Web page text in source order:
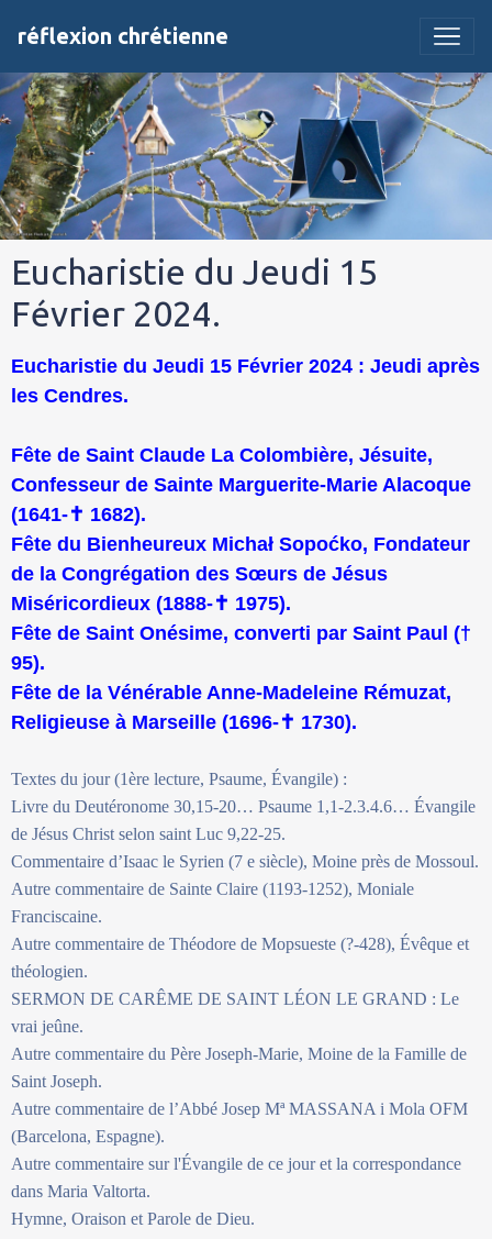
réflexion chrétienne
Eucharistie du Jeudi 15
Février 2024.
Eucharistie du Jeudi 15 Février 2024 : Jeudi après
les Cendres.
Fête de Saint Claude La Colombière, Jésuite,
Confesseur de Sainte Marguerite-Marie Alacoque
(1641-✝ 1682).
Fête du Bienheureux Michał Sopoćko, Fondateur
de la Congrégation des Sœurs de Jésus
Miséricordieux (1888-✝ 1975).
Fête de Saint Onésime, converti par Saint Paul (†
95).
Fête de la Vénérable Anne-Madeleine Rémuzat,
Religieuse à Marseille (1696-✝ 1730).
Textes du jour (1ère lecture, Psaume, Évangile) :
Livre du Deutéronome 30,15-20… Psaume 1,1-2.3.4.6… Évangile
de Jésus Christ selon saint Luc 9,22-25.
Commentaire d’Isaac le Syrien (7 e siècle), Moine près de Mossoul.
Autre commentaire de Sainte Claire (1193-1252), Moniale
Franciscaine.
Autre commentaire de Théodore de Mopsueste (?-428), Évêque et
théologien.
SERMON DE CARÊME DE SAINT LÉON LE GRAND : Le
vrai jeûne.
Autre commentaire du Père Joseph-Marie, Moine de la Famille de
Saint Joseph.
Autre commentaire de l’Abbé Josep Mª MASSANA i Mola OFM
(Barcelona, Espagne).
Autre commentaire sur l'Évangile de ce jour et la correspondance
dans Maria Valtorta.
Hymne, Oraison et Parole de Dieu.